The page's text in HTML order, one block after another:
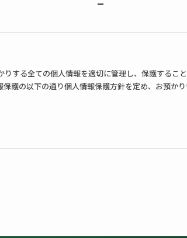
りする全ての個人情報を適切に管理し、保護するこ
護の以下の通り個人情報保護方針を定め、お預か